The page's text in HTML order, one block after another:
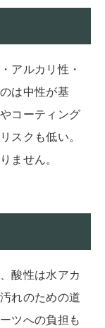
アルカリ性・
は中性が基
コーティング
スクも低い。
ません。
酸性は水アカ
れのための道
ツへの負担も